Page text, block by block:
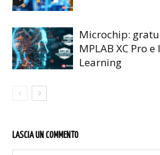
Microchip:
MPLAB XC Pro
Learning
LASCIA UN COMMENTO